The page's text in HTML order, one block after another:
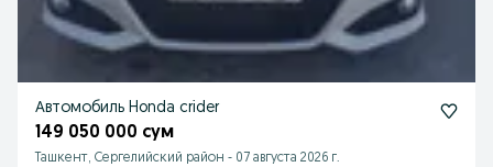
Автомобиль Honda crider
149 050 000 сум
Ташкент, Сергелийский район - 07 августа 2026 г.